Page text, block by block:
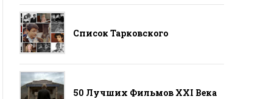
Список Тарковского
50 Лучших Фильмов ХХI Века